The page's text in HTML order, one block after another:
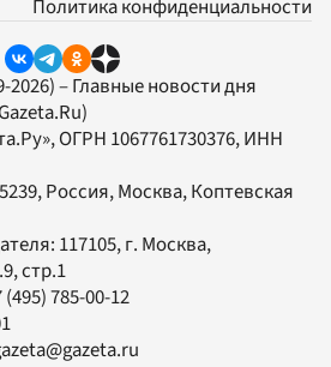
Политика конфиденциальности
2026) – Главные новости дня
, ОГРН 1067761730376, ИНН
Россия, Москва, Коптевская
117105, г. Москва,
стр.1
(495) 785-00-12